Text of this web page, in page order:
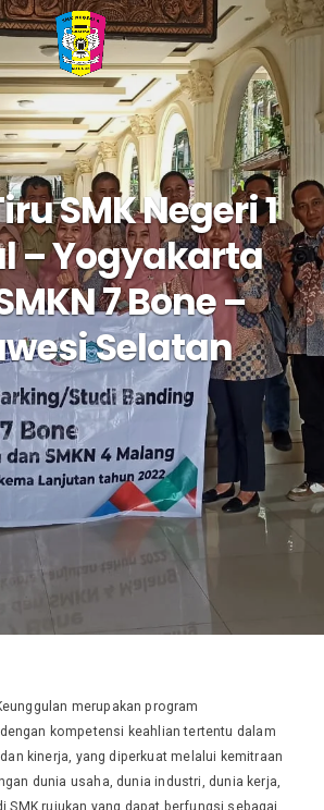
SMK Negeri 1
– Yogyakarta
7 Bone –
Selatan
merupakan program
kompetensi keahlian tertentu dalam
kinerja, yang diperkuat melalui kemitraan
dunia usaha, dunia industri, dunia kerja,
SMK rujukan yang dapat berfungsi sebagai